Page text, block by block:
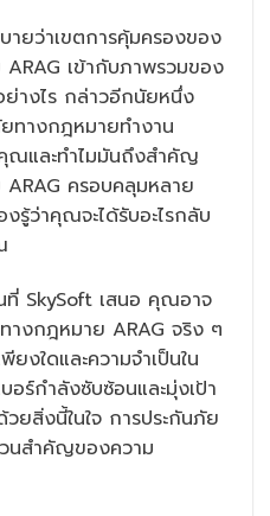
ายว่าเขตการคุ้มครองของ
เข้ากับภาพรวมของ
ย่างไร กล่าวอีกนัยหนึ่ง
ยทางกฎหมายทำงาน
ณและทำไมมันถึงสำคัญ
ครอบคลุมหลาย
ว่าคุณจะได้รับอะไรกลับ
SkySoft เสนอ คุณอาจ
างกฎหมาย ARAG จริง ๆ
งใดและความจำเป็นใน
ร์กำลังซับซ้อนและมุ่งเป้า
ยสิ่งนี้ในใจ การประกันภัย
นสำคัญของความ